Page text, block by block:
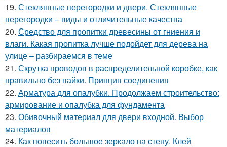
19. Стеклянные перегородки и двери. Стеклянные
перегородки – виды и отличительные качества
20. Средство для пропитки древесины от гниения и
влаги. Какая пропитка лучше подойдет для дерева на
улице – разбираемся в теме
21. Скрутка проводов в распределительной коробке, как
правильно без пайки. Принцип соединения
22. Арматура для опалубки. Продолжаем строительство:
армирование и опалубка для фундамента
23. Обивочный материал для двери входной. Выбор
материалов
24. Как повесить большое зеркало на стену. Клей